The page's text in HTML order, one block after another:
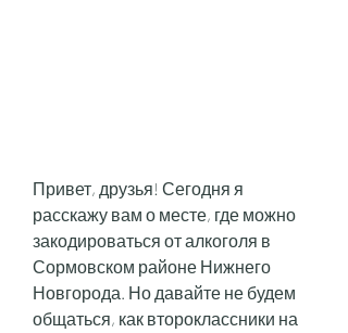
Привет, друзья! Сегодня я
расскажу вам о месте, где можно
закодироваться от алкоголя в
Сормовском районе Нижнего
Новгорода. Но давайте не будем
общаться, как второклассники на